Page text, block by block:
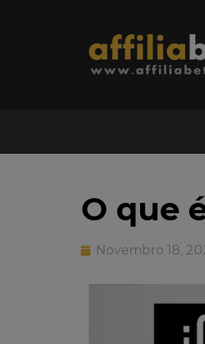
O que
Novembro 18,